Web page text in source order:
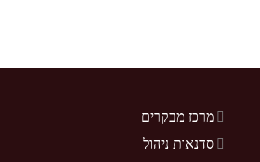
מרכז מבקרים
סדנאות ניהול